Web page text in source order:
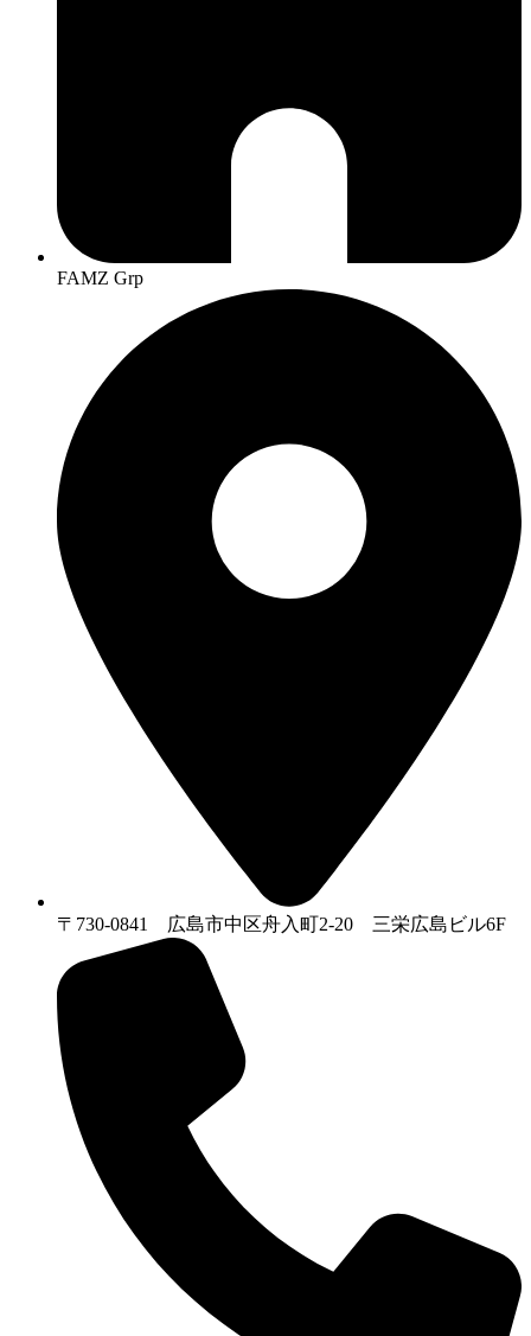
FAMZ Grp
〒730-0841 広島市中区舟入町2-20 三栄広島ビル6F